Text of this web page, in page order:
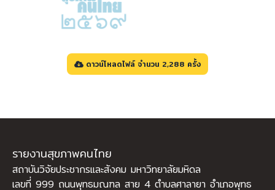
ดาวน์โหลดไฟล์ จำนวน 2,288 ครั้ง
รายงานสุขภาพคนไทย
สถาบันวิจัยประชากรและสังคม มหาวิทยาลัยมหิดล
เลขที่ 999 ถนนพุทธมณฑล สาย 4 ตำบลศาลายา อำเภอพุทธ